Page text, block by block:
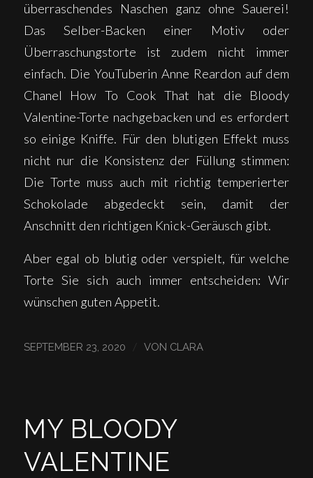
überraschendes Naschen ganz ohne Sauerei!
Das Selber-Backen einer Motiv oder
Überraschungstorte ist zudem nicht immer
einfach. Die YouTuberin Anne Reardon auf dem
Chanel How To Cook That hat die Bloody
Valentine-Torte nachgebacken und es erfordert
so einige Kniffe. Für den blutigen Effekt muss
nicht nur die Konsistenz der Füllung stimmen:
Die Torte muss auch mit richtig temperierter
Schokolade abgedeckt sein, damit der
Anschnitt den richtigen Knick-Geräusch gibt.
Aber egal ob blutig oder verspielt, für welche
Torte Sie sich auch immer entscheiden: Wir
wünschen guten Appetit.
SEPTEMBER 23, 2020 VON CLARA
MY BLOODY
VALENTINE